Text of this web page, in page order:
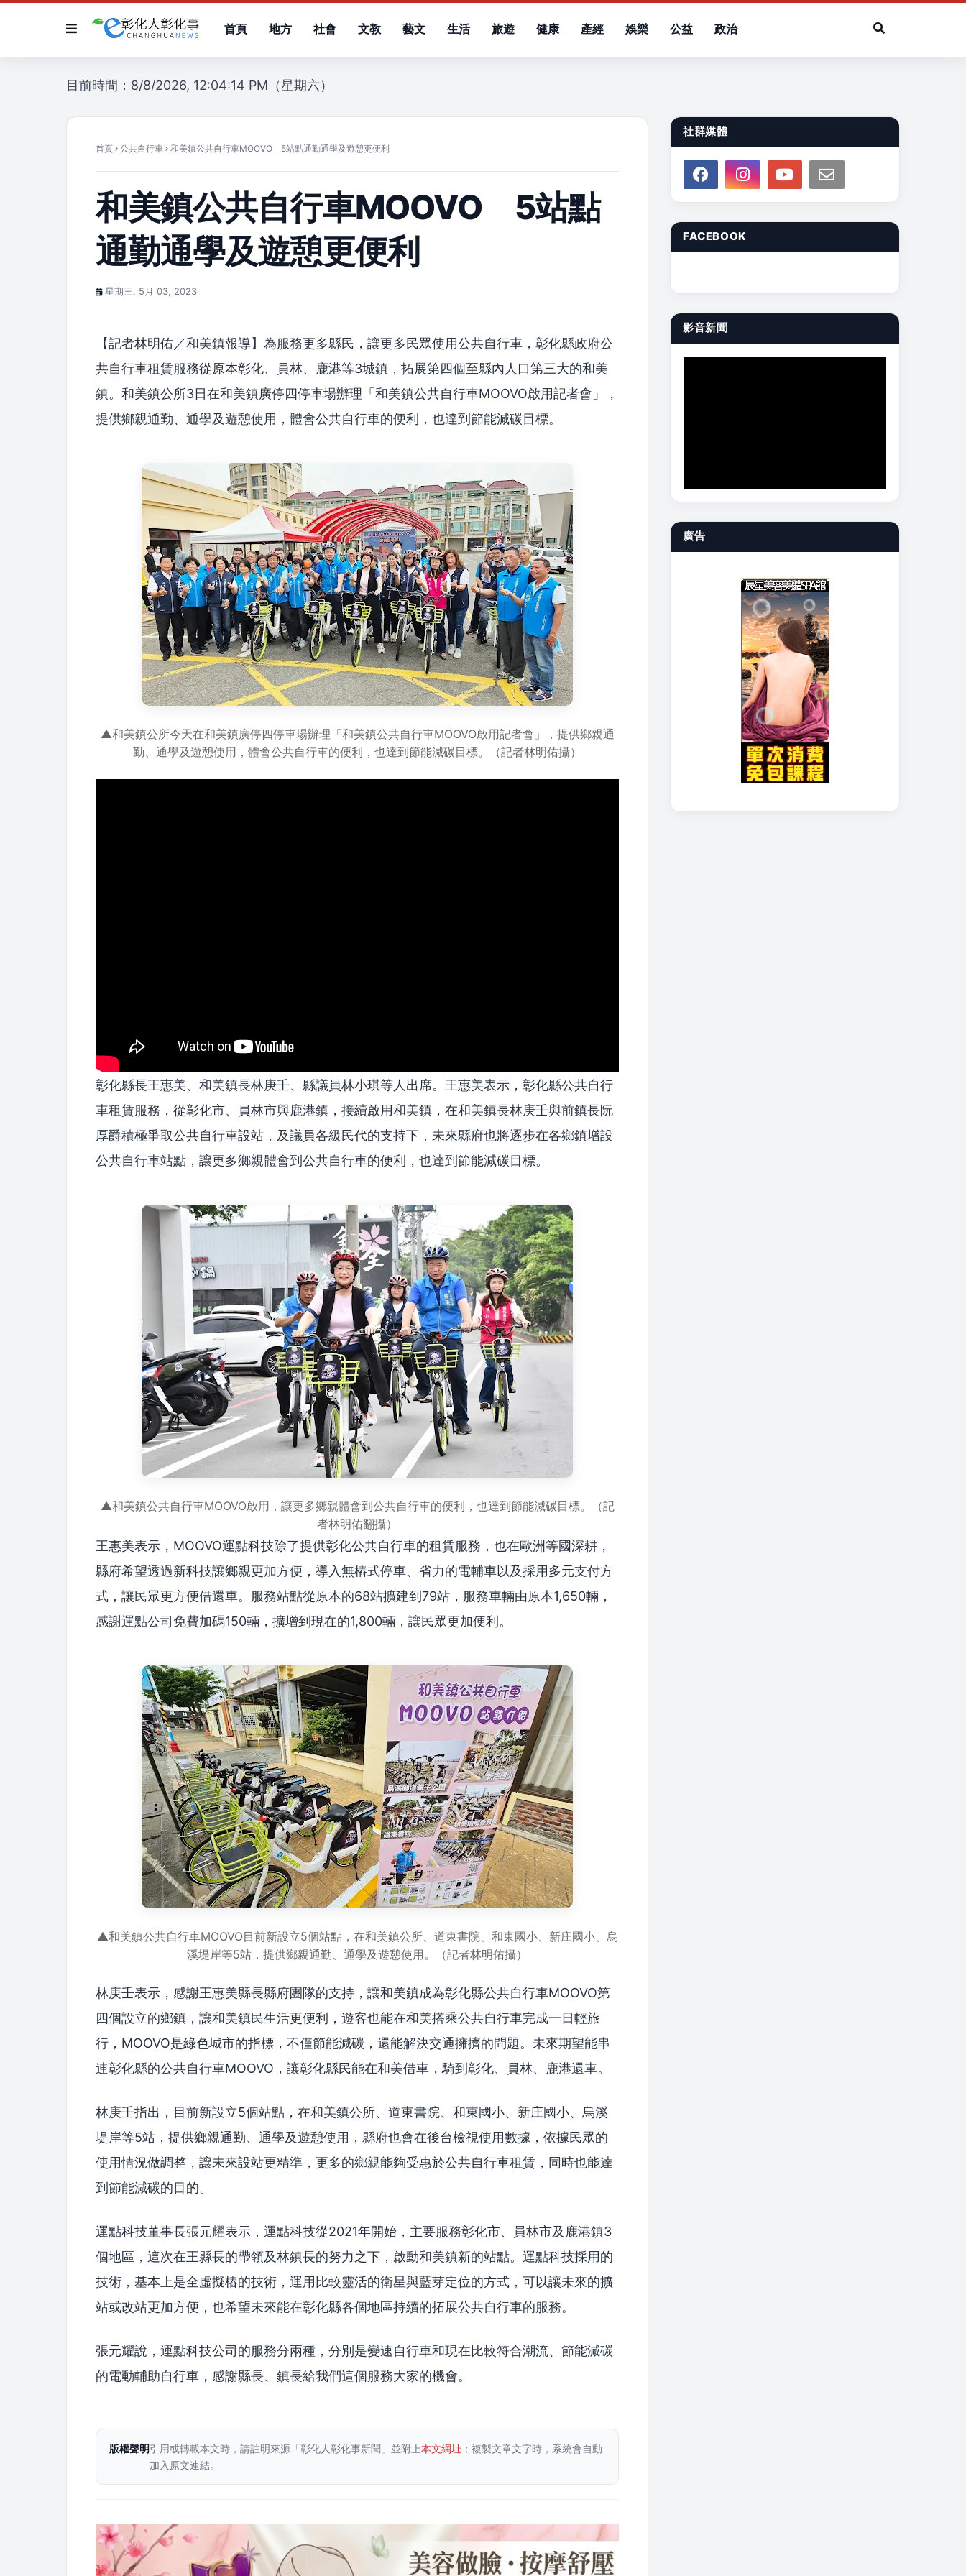
首頁 地方 社會 文教 藝文 生活 旅遊 健康 產經 娛樂 公益 政治
目前時間：8/8/2026, 12:04:14 PM（星期六）
首頁 公共自行車 和美鎮公共自行車MOOVO 5站點通勤通學及遊憩更便利
和美鎮公共自行車MOOVO 5站點
通勤通學及遊憩更便利
星期三, 5月 03, 2023
【記者林明佑／和美鎮報導】為服務更多縣民，讓更多民眾使用公共自行車，彰化縣政府公
共自行車租賃服務從原本彰化、員林、鹿港等3城鎮，拓展第四個至縣內人口第三大的和美
鎮。和美鎮公所3日在和美鎮廣停四停車場辦理「和美鎮公共自行車MOOVO啟用記者會」，
提供鄉親通勤、通學及遊憩使用，體會公共自行車的便利，也達到節能減碳目標。
▲和美鎮公所今天在和美鎮廣停四停車場辦理「和美鎮公共自行車MOOVO啟用記者會」，提供鄉親通
勤、通學及遊憩使用，體會公共自行車的便利，也達到節能減碳目標。（記者林明佑攝）
彰化縣長王惠美、和美鎮長林庚壬、縣議員林小琪等人出席。王惠美表示，彰化縣公共自行
車租賃服務，從彰化市、員林市與鹿港鎮，接續啟用和美鎮，在和美鎮長林庚壬與前鎮長阮
厚爵積極爭取公共自行車設站，及議員各級民代的支持下，未來縣府也將逐步在各鄉鎮增設
公共自行車站點，讓更多鄉親體會到公共自行車的便利，也達到節能減碳目標。
▲和美鎮公共自行車MOOVO啟用，讓更多鄉親體會到公共自行車的便利，也達到節能減碳目標。（記
者林明佑翻攝）
王惠美表示，MOOVO運點科技除了提供彰化公共自行車的租賃服務，也在歐洲等國深耕，
縣府希望透過新科技讓鄉親更加方便，導入無樁式停車、省力的電輔車以及採用多元支付方
式，讓民眾更方便借還車。服務站點從原本的68站擴建到79站，服務車輛由原本1,650輛，
感謝運點公司免費加碼150輛，擴增到現在的1,800輛，讓民眾更加便利。
▲和美鎮公共自行車MOOVO目前新設立5個站點，在和美鎮公所、道東書院、和東國小、新庄國小、烏
溪堤岸等5站，提供鄉親通勤、通學及遊憩使用。（記者林明佑攝）
林庚壬表示，感謝王惠美縣長縣府團隊的支持，讓和美鎮成為彰化縣公共自行車MOOVO第
四個設立的鄉鎮，讓和美鎮民生活更便利，遊客也能在和美搭乘公共自行車完成一日輕旅
行，MOOVO是綠色城市的指標，不僅節能減碳，還能解決交通擁擠的問題。未來期望能串
連彰化縣的公共自行車MOOVO，讓彰化縣民能在和美借車，騎到彰化、員林、鹿港還車。
林庚壬指出，目前新設立5個站點，在和美鎮公所、道東書院、和東國小、新庄國小、烏溪
堤岸等5站，提供鄉親通勤、通學及遊憩使用，縣府也會在後台檢視使用數據，依據民眾的
使用情況做調整，讓未來設站更精準，更多的鄉親能夠受惠於公共自行車租賃，同時也能達
到節能減碳的目的。
運點科技董事長張元耀表示，運點科技從2021年開始，主要服務彰化市、員林市及鹿港鎮3
個地區，這次在王縣長的帶領及林鎮長的努力之下，啟動和美鎮新的站點。運點科技採用的
技術，基本上是全虛擬樁的技術，運用比較靈活的衛星與藍芽定位的方式，可以讓未來的擴
站或改站更加方便，也希望未來能在彰化縣各個地區持續的拓展公共自行車的服務。
張元耀說，運點科技公司的服務分兩種，分別是變速自行車和現在比較符合潮流、節能減碳
的電動輔助自行車，感謝縣長、鎮長給我們這個服務大家的機會。
版權聲明引用或轉載本文時，請註明來源「彰化人彰化事新聞」並附上本文網址 ；複製文章文字時，系統會自動
加入原文連結。
社群媒體
FACEBOOK
影音新聞
廣告